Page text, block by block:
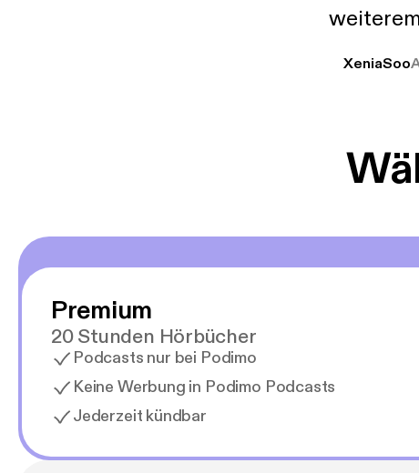
XeniaSoo
Premium
20 Stunden Hörbücher
Podcasts nur bei Podimo
Keine Werbung in Podimo Podcasts
Jederzeit kündbar